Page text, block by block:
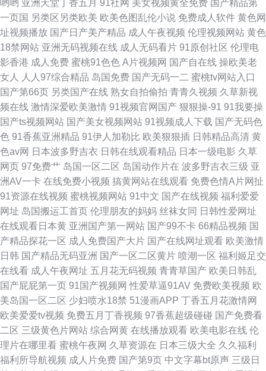
哟哟 亚洲天堂丁香五月 91社网 美女视频黄全免费 国产精品第
一页国 另类区另类欧美 欧美色图乱伦小说 免费成人软件 黄色网
址视频播放 国产日产美产精品 成人午夜视频 伦理视频网站 黄色
18禁网站 亚洲无码视频在线 成人无码看片 91原创社区 伦理电
影香港 成人免费 蜜桃91色色 A片视频网 国产自在线 操欧美老
女人
人人97综合精品 岛国免费 国产无码一二 蜜桃tv网站入口
国产第66页 另类国产在线 熟女自拍偷拍 青青久视频 久草新视
频在线 激情深爱欧美激情 91视频官网国产 狠狠操-91 91我要操
国产ts视频网站 国产美女视频网站 91视频成人下载 国产无码色
色 91香蕉亚洲精品 91伊人加勒比 欧美狠狠插 日韩精品高清 黄
色av网 日本波多野吉衣 日韩在线观看精品 日本一级电影 久草
网页 97免费艹 岛国一区二区 岛国动作片在 波多野吉衣三级 亚
洲AV一卡 在线免费小视频 搞黄网站在线观看 免费色情A片网扯
91资源在线视频 蜜桃视频网站 91中文 国产在线视频 福利爱爱
网址 岛国搬运工首页 伦理朋友的妈妈 丝袜女同 日韩性爱网址
在线观看日本黄 亚洲国产第一网站 国产99不卡 66精品视频 国
产精品探花一区 成人免费国产大片 国产在线网址观看 欧美激情
日韩 国产精品无码亚洲 国产一区二区黄片 喷潮一区 福利姬足交
在线看 成人午夜网址 五月花无码视频 青青草国产 欧美日韩乱
国产屁屁第一页 91国产视频网 性爱草逼91AV 免费欧美视频 欧
美岛国一区二区 少妇喷水18禁 51漫画APP 丁香五月花激情网
欧美爱爱tv视频 免费五月丁香视频 97香蕉超级碰碰 国产免费看
二区 三级黄色片网站 综合网黄 在线播放观看 欧美电影在线 伦
理片在哪里看 蜜桃午夜网 久草资源在 日本三级大全 久久福利
福利所导航视频 成人片免费 国产第9页 中文字幕bt原声 三级日